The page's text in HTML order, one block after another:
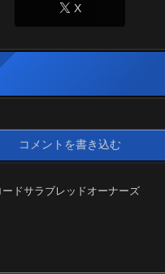
X
コメントを書き込む
ードサラブレッドオーナーズ